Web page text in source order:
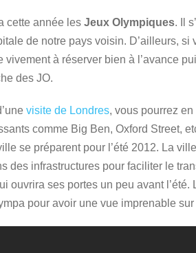
cette année les Jeux Olympiques. Il
de notre pays voisin. D’ailleurs,
vivement à réserver bien à l’avance
des JO.
visite de Londres, vous pourrez
comme Big Ben, Oxford Street,
se préparent pour l’été 2012. La
des infrastructures pour faciliter le
ouvrira ses portes un peu avant l’été.
pour avoir une vue imprenable